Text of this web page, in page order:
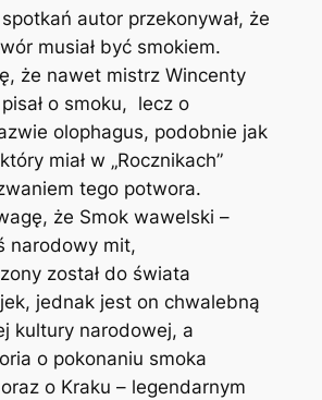
autor przekonywał, że
musiał być smokiem.
że nawet mistrz Wincenty
o smoku, lecz o
olophagus, podobnie jak
miał w „Rocznikach”
tego potwora.
że Smok wawelski –
narodowy mit,
został do świata
jednak jest on chwalebną
kultury narodowej, a
o pokonaniu smoka
o Kraku – legendarnym